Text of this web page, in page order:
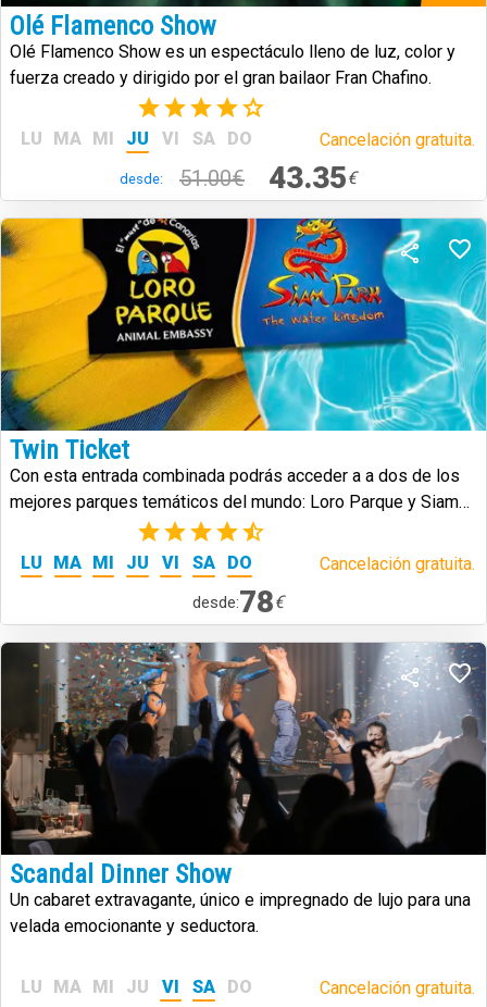
Olé Flamenco Show
Olé Flamenco Show es un espectáculo lleno de luz, color y
fuerza creado y dirigido por el gran bailaor Fran Chafino.
(3)
LU MA MI JU VI SA DO Cancelación gratuita.
desde: 51.00€ 43.35€
Twin Ticket
Con esta entrada combinada podrás acceder a a dos de los
mejores parques temáticos del mundo: Loro Parque y Siam
(25)
LU MA MI JU VI SA DO Cancelación gratuita.
desde:78€
Scandal Dinner Show
Un cabaret extravagante, único e impregnado de lujo para una
velada emocionante y seductora.
LU MA MI JU VI SA DO Cancelación gratuita.